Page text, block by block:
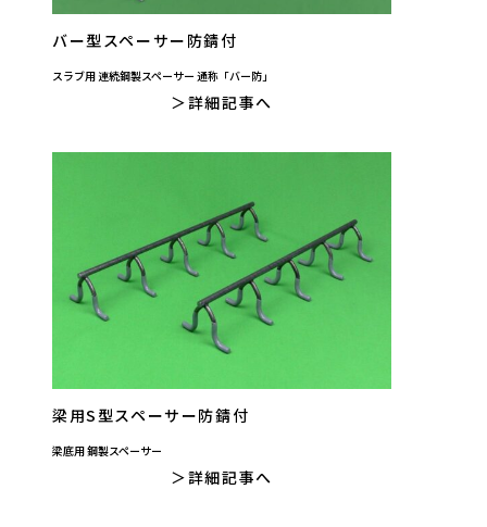
バー型スペーサー防錆付
スラブ用 連続鋼製スペーサー 通称「バー防」
詳細記事へ
梁用S型スペーサー防錆付
梁底用 鋼製スペーサー
詳細記事へ